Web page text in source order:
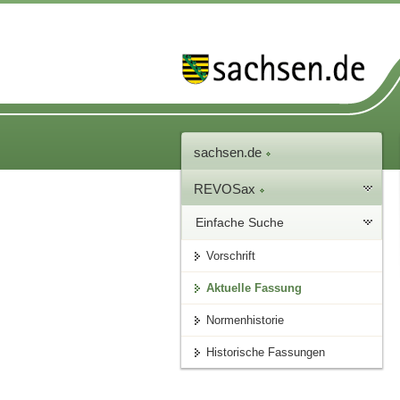
sachsen.de
REVOSax
Einfache Suche
Vorschrift
Aktuelle Fassung
Normenhistorie
Historische Fassungen